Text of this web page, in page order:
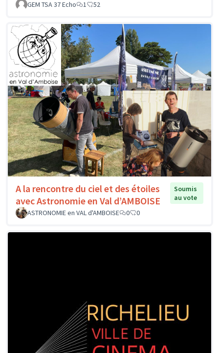
GEM TSA 37 Echo 1 52
A la rencontre du ciel et des étoiles
avec Astronomie en Val d’AMBOISE
Soumis
au vote
ASTRONOMIE en VAL d'AMBOISE
0 0